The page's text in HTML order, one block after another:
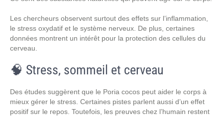
Les chercheurs observent surtout des effets sur l’inflammation,
le stress oxydatif et le système nerveux. De plus, certaines
données montrent un intérêt pour la protection des cellules du
cerveau.
🧠 Stress, sommeil et cerveau
Des études suggèrent que le Poria cocos peut aider le corps à
mieux gérer le stress. Certaines pistes parlent aussi d’un effet
positif sur le repos. Toutefois, les preuves chez l’humain restent